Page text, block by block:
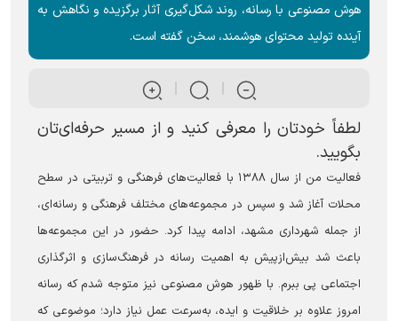
هوش مصنوعی با رسانه، روند شکل‌گیری آثار برگزیده و نگاهش به
آینده تولید محتوای هوشمند، سخن گفته است.
لطفاً خودتان را معرفی کنید و از مسیر حرفه‌ای‌تان
بگویید.
فعالیت من از سال ۱۳۸۸ با فعالیت‌های فرهنگی و تربیتی در سطح
محلات آغاز شد و سپس در مجموعه‌های مختلف فرهنگی و رسانه‌ای،
از جمله شهرداری مشهد، ادامه پیدا کرد. حضور در این مجموعه‌ها
باعث شد بیش‌ازپیش به اهمیت رسانه در فرهنگ‌سازی و اثرگذاری
اجتماعی پی ببرم. با ظهور هوش مصنوعی نیز متوجه شدم که رسانه
امروز علاوه بر خلاقیت و ایده، به‌سرعت عمل نیاز دارد؛ موضوعی که